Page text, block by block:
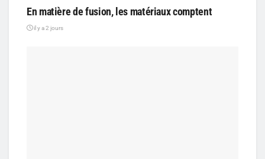
En matière de fusion, les matériaux comptent
il y a 2 jours